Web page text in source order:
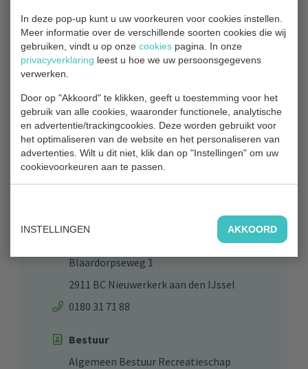
In deze pop-up kunt u uw voorkeuren voor cookies instellen.
Meer informatie over de verschillende soorten cookies die wij
gebruiken, vindt u op onze cookies pagina. In onze
privacyverklaring leest u hoe we uw persoonsgegevens
verwerken.
Door op "Akkoord" te klikken, geeft u toestemming voor het
gebruik van alle cookies, waaronder functionele, analytische
en advertentie/trackingcookies. Deze worden gebruikt voor
het optimaliseren van de website en het personaliseren van
advertenties. Wilt u dit niet, klik dan op "Instellingen" om uw
cookievoorkeuren aan te passen.
INSTELLINGEN AKKOORD
deAlgemene Verordening van Recreatieschap Hitland.
Contact
Blaardorpseweg 1
2911 BC Nieuwerkerk aan den IJssel
0180 31 71 88
Bestuur
Algemeen Bestuur Recreatieschap